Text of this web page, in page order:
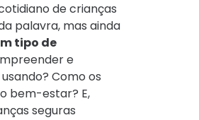
de crianças
palavra, mas ainda
tipo de
e
Como os
bem-estar? E,
seguras